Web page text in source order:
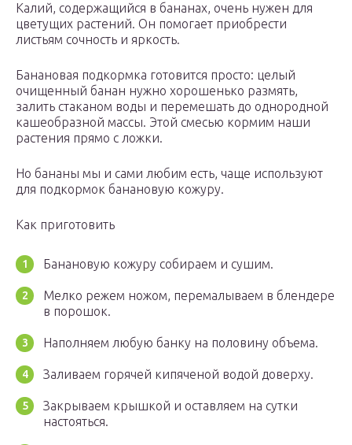
Калий, содержащийся в бананах, очень нужен для
цветущих растений. Он помогает приобрести
листьям сочность и яркость.
Банановая подкормка готовится просто: целый
очищенный банан нужно хорошенько размять,
залить стаканом воды и перемешать до однородной
кашеобразной массы. Этой смесью кормим наши
растения прямо с ложки.
Но бананы мы и сами любим есть, чаще используют
для подкормок банановую кожуру.
Как приготовить
Банановую кожуру собираем и сушим.
Мелко режем ножом, перемалываем в блендере
в порошок.
Наполняем любую банку на половину объема.
Заливаем горячей кипяченой водой доверху.
Закрываем крышкой и оставляем на сутки
настояться.